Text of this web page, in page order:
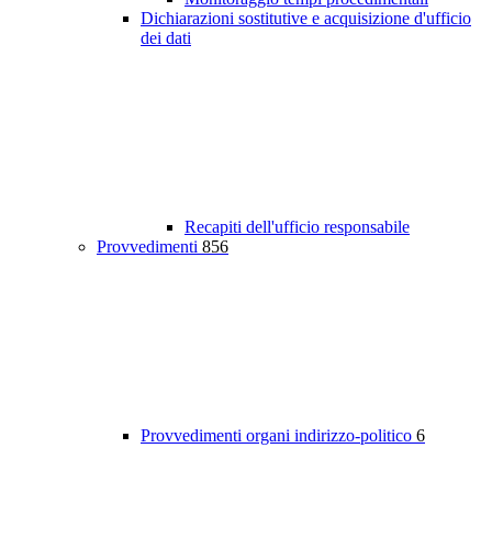
Dichiarazioni sostitutive e acquisizione d'ufficio
dei dati
Recapiti dell'ufficio responsabile
Provvedimenti 856
Provvedimenti organi indirizzo-politico 6